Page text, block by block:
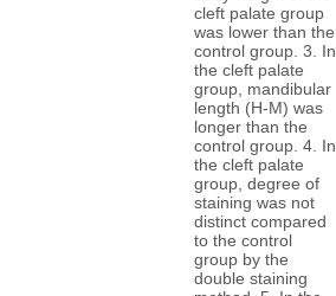
cleft palate group
was lower than the
control group. 3. In
the cleft palate
group, mandibular
length (H-M) was
longer than the
control group. 4. In
the cleft palate
group, degree of
staining was not
distinct compared
to the control
group by the
double staining